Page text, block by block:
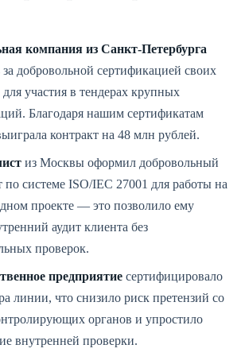
компания из Санкт-Петербурга
за добровольной сертификацией своих
участия в тендерах крупных
Благодаря нашим сертификатам
контракт на 48 млн рублей.
из Москвы оформил добровольный
по системе ISO/IEC 27001 для работы на
проекте — это позволило ему
аудит клиента без
проверок.
предприятие сертифицировало
линии, что снизило риск претензий со
органов и упростило
внутренней проверки.